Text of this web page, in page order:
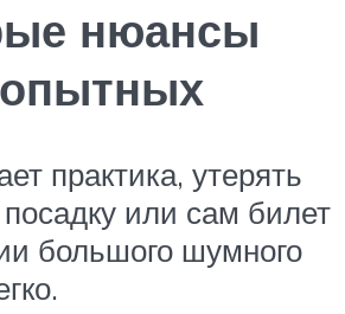
нюансы
практика, утерять
или сам билет
большого шумного